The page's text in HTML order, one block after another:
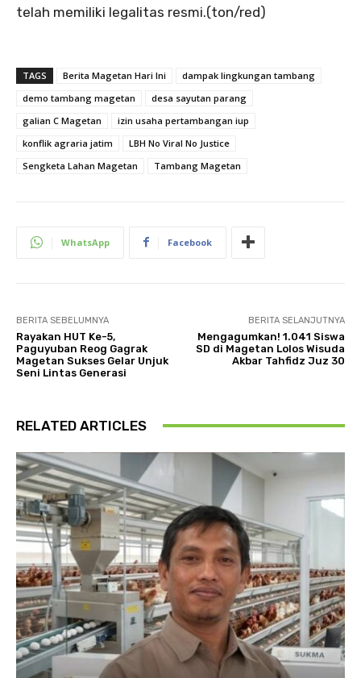
telah memiliki legalitas resmi.(ton/red)
TAGS Berita Magetan Hari Ini
dampak lingkungan tambang
demo tambang magetan
desa sayutan parang
galian C Magetan
izin usaha pertambangan iup
konflik agraria jatim
LBH No Viral No Justice
Sengketa Lahan Magetan
Tambang Magetan
WhatsApp Facebook
BERITA SEBELUMNYA
Rayakan HUT Ke-5,
Paguyuban Reog Gagrak
Magetan Sukses Gelar Unjuk
Seni Lintas Generasi
BERITA SELANJUTNYA
Mengagumkan! 1.041 Siswa
SD di Magetan Lolos Wisuda
Akbar Tahfidz Juz 30
RELATED ARTICLES